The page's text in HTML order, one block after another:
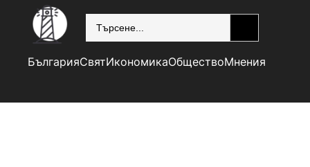
БългарияСвятИкономикаОбществоМнения